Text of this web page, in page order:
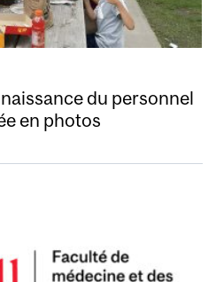
du personnel
en photos